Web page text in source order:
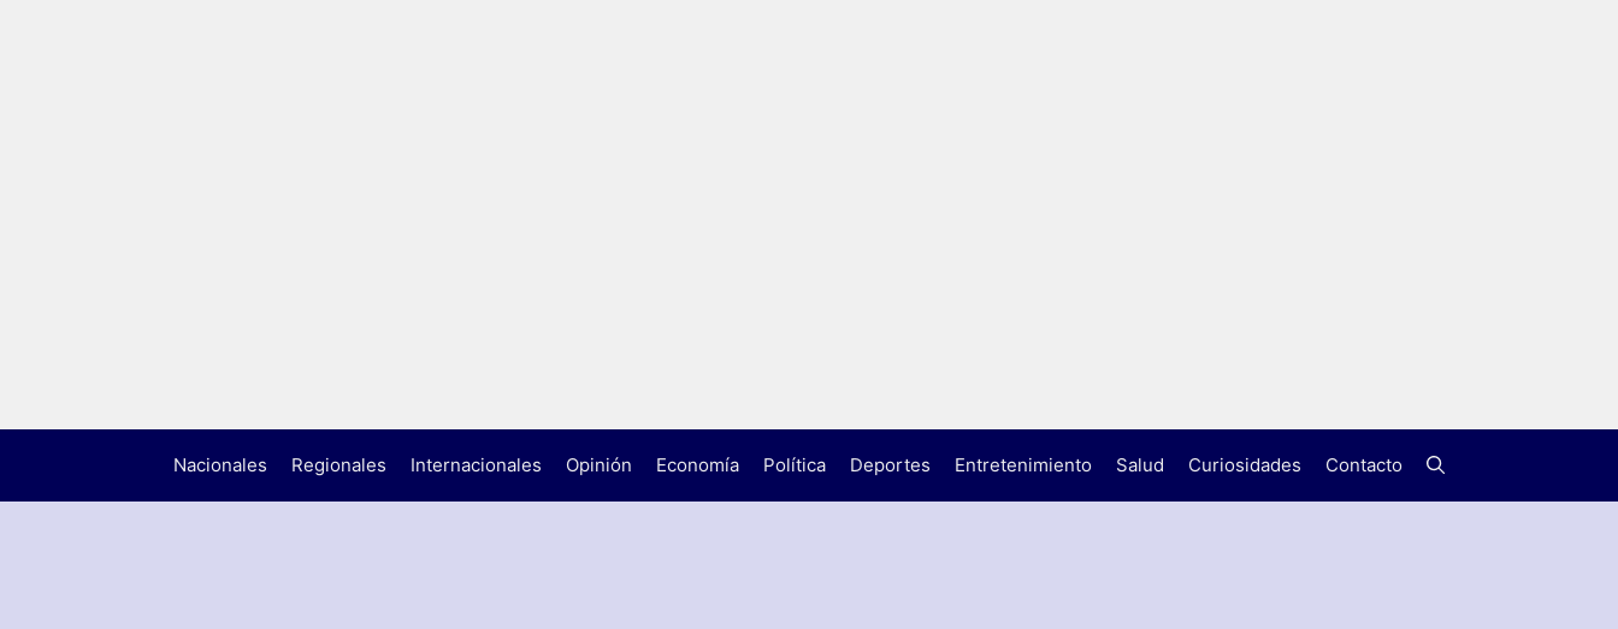
Nacionales Regionales Internacionales Opinión Economía Política Deportes Entretenimiento Salud Curiosidades Contacto